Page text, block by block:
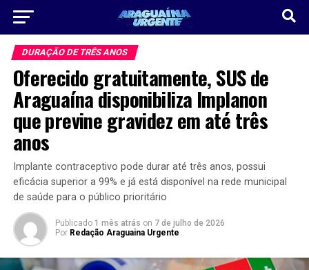
DURAÇÃO DE TRÊS ANOS
Oferecido gratuitamente, SUS de
Araguaína disponibiliza Implanon
que previne gravidez em até três
anos
Implante contraceptivo pode durar até três anos, possui
eficácia superior a 99% e já está disponível na rede municipal
de saúde para o público prioritário
Publicado 1 mês atrás on 7 de julho de 2026
Por Redação Araguaina Urgente